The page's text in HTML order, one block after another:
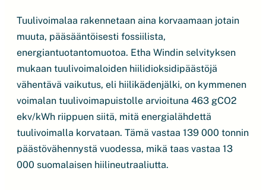
Tuulivoimalaa rakennetaan aina korvaamaan jotain
muuta, pääsääntöisesti fossiilista,
energiantuotantomuotoa. Etha Windin selvityksen
mukaan tuulivoimaloiden hiilidioksidipäästöjä
vähentävä vaikutus, eli hiilikädenjälki, on kymmenen
voimalan tuulivoimapuistolle arvioituna 463 gCO2
ekv/kWh riippuen siitä, mitä energialähdettä
tuulivoimalla korvataan. Tämä vastaa 139 000 tonnin
päästövähennystä vuodessa, mikä taas vastaa 13
000 suomalaisen hiilineutraaliutta.